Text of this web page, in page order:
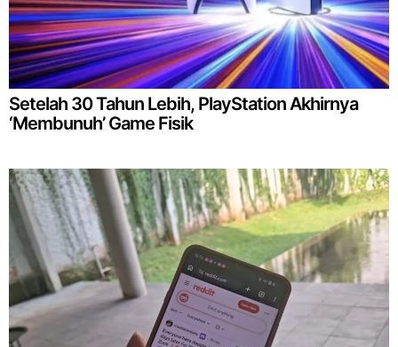
Setelah 30 Tahun Lebih, PlayStation Akhirnya
‘Membunuh’ Game Fisik